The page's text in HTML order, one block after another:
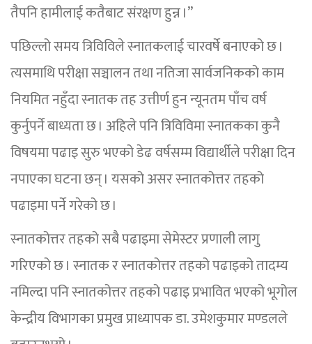
तैपनि हामीलाई कतैबाट संरक्षण हुन्न ।”
पछिल्लो समय त्रिविविले स्नातकलाई चारवर्षे बनाएको छ ।
त्यसमाथि परीक्षा सञ्चालन तथा नतिजा सार्वजनिकको काम
नियमित नहुँदा स्नातक तह उत्तीर्ण हुन न्यूनतम पाँच वर्ष
कुर्नुपर्ने बाध्यता छ । अहिले पनि त्रिविविमा स्नातकका कुनै
विषयमा पढाइ सुरु भएको डेढ वर्षसम्म विद्यार्थीले परीक्षा दिन
नपाएका घटना छन् । यसको असर स्नातकोत्तर तहको
पढाइमा पर्ने गरेको छ ।
स्नातकोत्तर तहको सबै पढाइमा सेमेस्टर प्रणाली लागु
गरिएको छ । स्नातक र स्नातकोत्तर तहको पढाइको तादम्य
नमिल्दा पनि स्नातकोत्तर तहको पढाइ प्रभावित भएको भूगोल
केन्द्रीय विभागका प्रमुख प्राध्यापक डा. उमेशकुमार मण्डलले